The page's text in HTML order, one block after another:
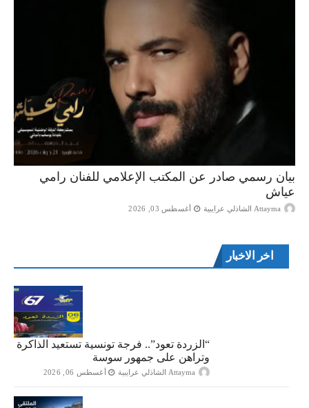
بيان رسمي صادر عن المكتب الإعلامي للفنان رامي
عياش
Attayma الشاذلي عرايبية أغسطس 03, 2026
اخر الاخبار
“الزردة تعود”.. فرجة تونسية تستعيد الذاكرة
وتراهن على جمهور سوسة
Attayma الشاذلي عرايبية أغسطس 06, 2026